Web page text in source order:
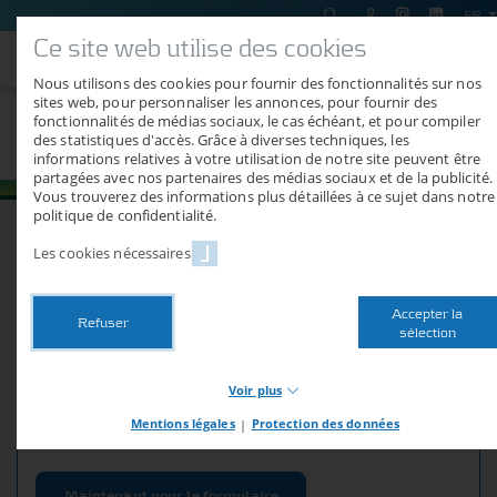
FR
Machines d'occasion
Demande rapide pour Machines
d'occasion
Notre formulaire de demande pratique vous mènera
Ce site web utilise des cookies
Nous utilisons des cookies pour fournir des fonctionnalités sur nos
sites web, pour personnaliser les annonces, pour fournir des
fonctionnalités de médias sociaux, le cas échéant, et pour compiler
des statistiques d'accès. Grâce à diverses techniques, les
informations relatives à votre utilisation de notre site peuvent être
partagées avec nos partenaires des médias sociaux et de la publicité.
Vous trouverez des informations plus détaillées à ce sujet dans notre
politique de confidentialité.
Les cookies nécessaires
Refuser
Accepter la
sélection
Voir plus
base de notre site web. Sans ces cookies, vous ne pouvez par
Mentions légales | Protection des données